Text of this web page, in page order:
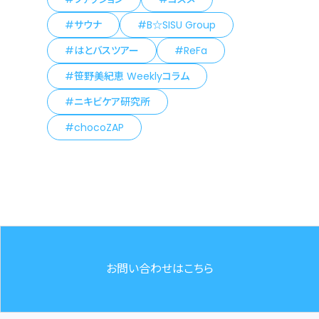
サウナ
B☆SISU Group
はとバスツアー
ReFa
笹野美紀恵 Weeklyコラム
ニキビケア研究所
chocoZAP
お問い合わせはこちら